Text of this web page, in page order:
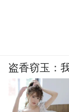
盗香窃玉：